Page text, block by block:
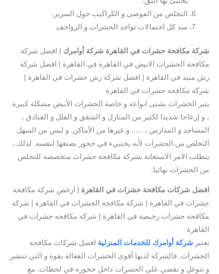
التخلص من الفوضى و الكراكيب حول السرير.
سد كل احتمالات تواجد الحشرات و الزواحف
شركة مكافحة حشرات في القاهرة شركة أوامرك | افضل شركة
مكافحة الحشرات الابيض في القاهرة في القاهرة | افضل شركة
رش مبيد في القاهرة | افضل شركة رش حشرات في القاهرة |
شركه مكافحه حشرات في القاهرة
يتبر الحشرات بشتى انواعه و خاصة الحشرات الأبيض مشكلة كبيرة
، و إزعاجا شديدا لكثير من المنازل و الشقق و الفلل و الفنادق ،
المساجد و المدارس ، ….. و غيرها من الأماكن. و ليس من السهل
التخلص من الحشرات لأنه يختبيء في جحور يصنعها لنفسه. لذلك ،
يتطلب الامر الاستعانة بشركة مكافحة حشرات متخصصة للتخلص
من الحشرات نهائيا.
افضل شركات مكافحة حشرات في القاهرة | ارخص شركة مكافحة
حشرات في القاهرة | شركة مكافحة الحشرات في القاهرة | شركة
مكافحة حشرات رخيصة في القاهرة | شركه مكافحه حشرات في
القاهرة
تعتبر شركة أوامرك للخدمات المنزلية افضل شركات مكافحة
الحشرات. فالشركة لديها أقوى الحشرات الفعالة بقوة و التي تنتشر
و تتوغل و تقضي على الحشرات داخل جحوره في لحظات. مع